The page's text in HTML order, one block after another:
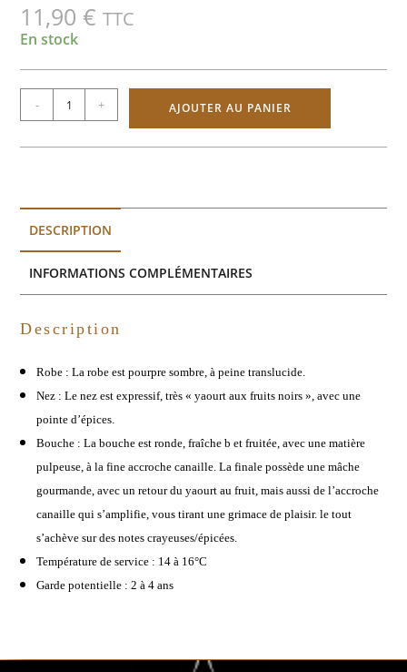
11,90 € TTC
En stock
- + AJOUTER AU PANIER
DESCRIPTION
INFORMATIONS COMPLÉMENTAIRES
Description
Robe : La robe est pourpre sombre, à peine translucide.
Nez : Le nez est expressif, très « yaourt aux fruits noirs », avec une
pointe d’épices.
Bouche : La bouche est ronde, fraîche b et fruitée, avec une matière
pulpeuse, à la fine accroche canaille. La finale possède une mâche
gourmande, avec un retour du yaourt au fruit, mais aussi de l’accroche
canaille qui s’amplifie, vous tirant une grimace de plaisir. le tout
s’achève sur des notes crayeuses/épicées.
Température de service : 14 à 16°C
Garde potentielle : 2 à 4 ans